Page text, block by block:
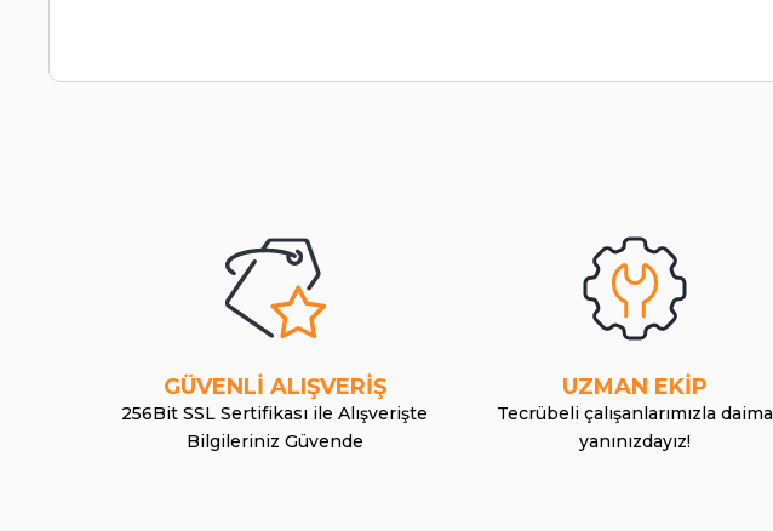
GÜVENLİ ALIŞVERİŞ
256Bit SSL Sertifikası ile Alışverişte
Bilgileriniz Güvende
UZMAN EKİP
Tecrübeli çalışanlarımızla daima
yanınızdayız!